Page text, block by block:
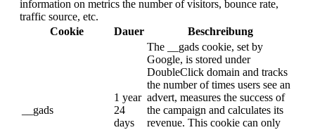
information on metrics the number of visitors, bounce rate,
traffic source, etc.
Cookie
Dauer Beschreibung
__gads
1 year
24
days
The __gads cookie, set by
Google, is stored under
DoubleClick domain and tracks
the number of times users see an
advert, measures the success of
the campaign and calculates its
revenue. This cookie can only